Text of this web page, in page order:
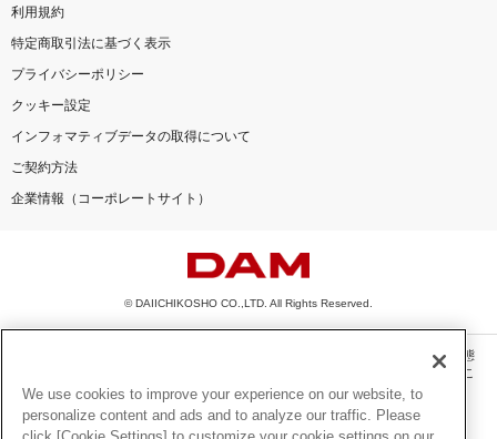
利用規約
特定商取引法に基づく表示
プライバシーポリシー
クッキー設定
インフォマティブデータの取得について
ご契約方法
企業情報（コーポレートサイト）
© DAIICHIKOSHO CO.,LTD. All Rights Reserved.
このサイトに掲載されている一切の文章・画像・写真・動画・音声等を、手段や形態
を問わず、著作権法の定める範囲を超えて無断で複製、転載、ファイル化などするこ
とを禁じます。
楽曲及びコンテンツは、機種によりご利用いただけない場合があります。
We use cookies to improve your experience on our website, to
personalize content and ads and to analyze our traffic. Please